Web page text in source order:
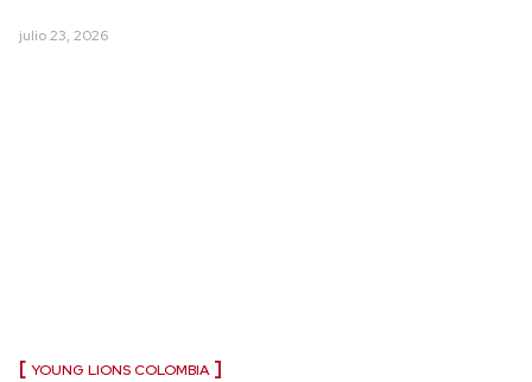
julio 23, 2026
YOUNG LIONS COLOMBIA